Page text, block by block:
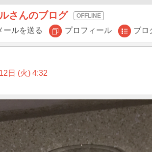
さんのブログ
ールを送る プロフィール ブロ
日 (火) 4:32